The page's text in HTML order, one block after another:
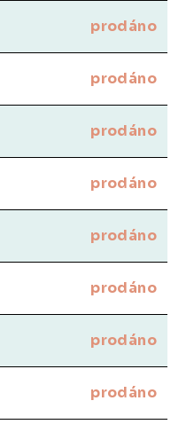
prodáno
prodáno
prodáno
prodáno
prodáno
prodáno
prodáno
prodáno